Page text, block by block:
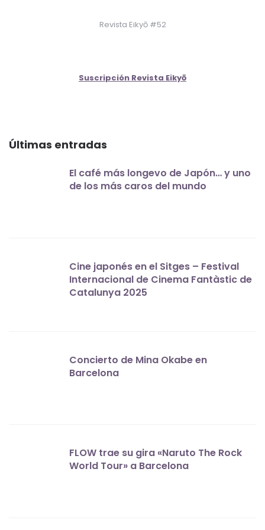
Revista Eikyō #52
Suscripción Revista Eikyō
Últimas entradas
El café más longevo de Japón… y uno
de los más caros del mundo
Cine japonés en el Sitges – Festival
Internacional de Cinema Fantàstic de
Catalunya 2025
Concierto de Mina Okabe en
Barcelona
FLOW trae su gira «Naruto The Rock
World Tour» a Barcelona